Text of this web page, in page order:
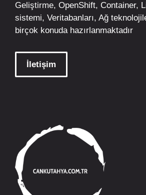
Geliştirme, OpenShift, Container,
sistemi, Veritabanları, Ağ
birçok konuda hazırlanmaktadır
İletişim